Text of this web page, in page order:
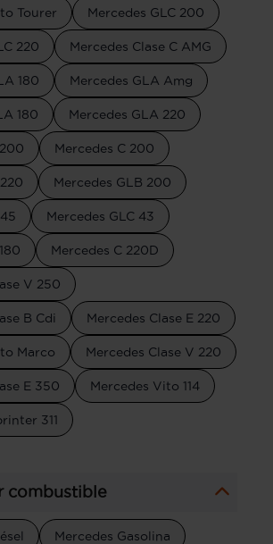
Tourer Mercedes GLC 200
220 Mercedes Clase C AMG
180 Mercedes GLA Amg
180 Mercedes GLA 220
Mercedes C 200
Mercedes GLB 200
Mercedes GLC 43
Mercedes C 220D
V 250
B Cdi Mercedes Clase E 220
Marco Mercedes Clase V 220
E 350 Mercedes Vito 114
311
combustible
Mercedes Gasolina